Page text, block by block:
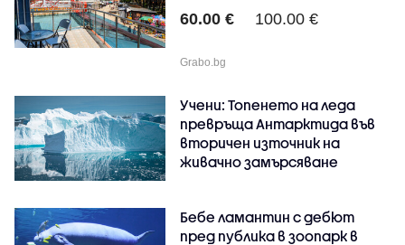
60.00 € 100.00 €
Grabo.bg
Учени: Топенето на леда
превръща Антарктида във
вторичен източник на
живачно замърсяване
Бебе ламантин с дебют
пред публика в зоопарк в